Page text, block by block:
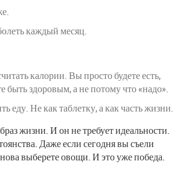
каждый месяц.
калории. Вы просто будете есть,
быть здоровым, а не потому что «надо».
еду. Не как таблетку, а как часть жизни.
жизни. И он не требует идеальности.
Даже если сегодня вы съели
выберете овощи. И это уже победа.